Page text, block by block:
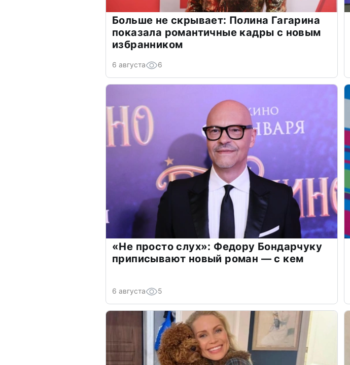
Больше не скрывает: Полина Гагарина
показала романтичные кадры с новым
избранником
6 августа 6
«Не просто слух»: Федору Бондарчуку
приписывают новый роман — с кем
6 августа 5